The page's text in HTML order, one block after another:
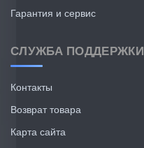
Гарантия и сервис
СЛУЖБА ПОДДЕРЖКИ
Контакты
Возврат товара
Карта сайта